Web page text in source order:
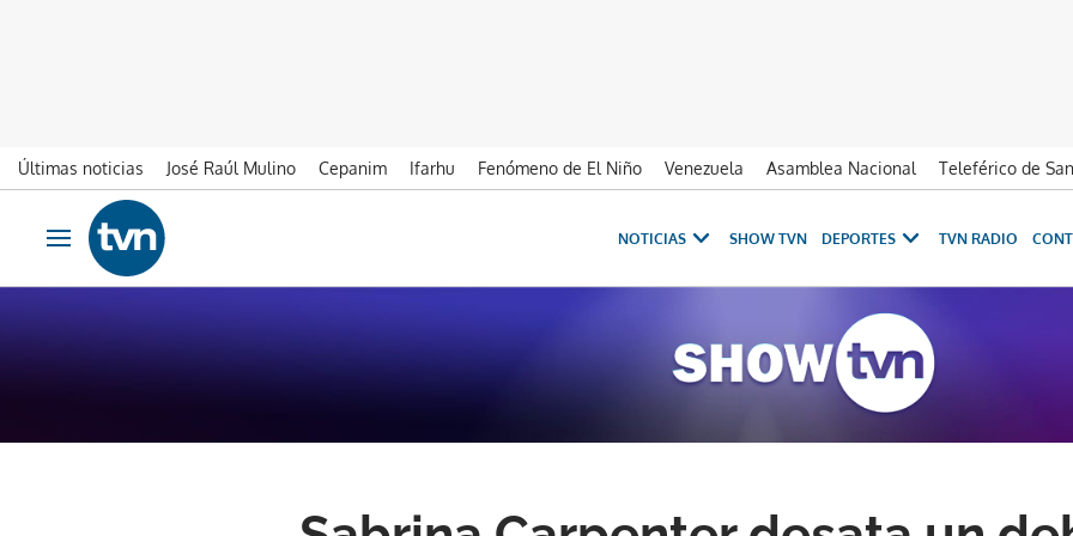
Últimas noticias José Raúl Mulino Cepanim Ifarhu Fenómeno de El Niño Venezuela Asamblea Nacional Teleférico de
Ir al contenido
Obrir navegació
NOTICIAS SHOW TVN DEPORTES TVN RADIO